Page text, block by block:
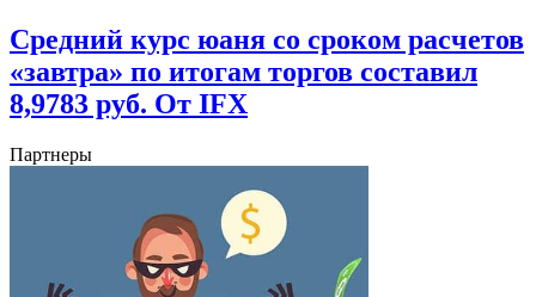
Средний курс юаня со сроком расчетов
«завтра» по итогам торгов составил
8,9783 руб. От IFX
Партнеры